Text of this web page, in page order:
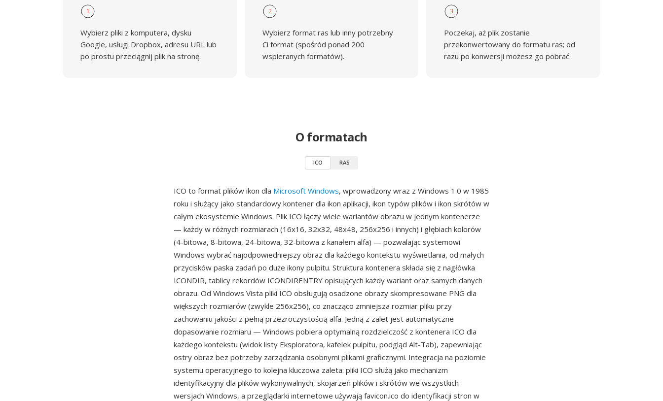
1
Wybierz pliki z komputera, dysku
Google, usługi Dropbox, adresu URL lub
po prostu przeciągnij plik na stronę.
2
Wybierz format ras lub inny potrzebny
Ci format (spośród ponad 200
wspieranych formatów).
3
Poczekaj, aż plik zostanie
przekonwertowany do formatu ras; od
razu po konwersji możesz go pobrać.
O formatach
ICO RAS
ICO to format plików ikon dla Microsoft Windows, wprowadzony wraz z Windows 1.0 w 1985
roku i służący jako standardowy kontener dla ikon aplikacji, ikon typów plików i ikon skrótów w
całym ekosystemie Windows. Plik ICO łączy wiele wariantów obrazu w jednym kontenerze
— każdy w różnych rozmiarach (16x16, 32x32, 48x48, 256x256 i innych) i głębiach kolorów
(4-bitowa, 8-bitowa, 24-bitowa, 32-bitowa z kanałem alfa) — pozwalając systemowi
Windows wybrać najodpowiedniejszy obraz dla każdego kontekstu wyświetlania, od małych
przycisków paska zadań po duże ikony pulpitu. Struktura kontenera składa się z nagłówka
ICONDIR, tablicy rekordów ICONDIRENTRY opisujących każdy wariant oraz samych danych
obrazu. Od Windows Vista pliki ICO obsługują osadzone obrazy skompresowane PNG dla
większych rozmiarów (zwykle 256x256), co znacząco zmniejsza rozmiar pliku przy
zachowaniu jakości z pełną przezroczystością alfa. Jedną z zalet jest automatyczne
dopasowanie rozmiaru — Windows pobiera optymalną rozdzielczość z kontenera ICO dla
każdego kontekstu (widok listy Eksploratora, kafelek pulpitu, podgląd Alt-Tab), zapewniając
ostry obraz bez potrzeby zarządzania osobnymi plikami graficznymi. Integracja na poziomie
systemu operacyjnego to kolejna kluczowa zaleta: pliki ICO służą jako mechanizm
identyfikacyjny dla plików wykonywalnych, skojarzeń plików i skrótów we wszystkich
wersjach Windows, a przeglądarki internetowe używają favicon.ico do identyfikacji stron w